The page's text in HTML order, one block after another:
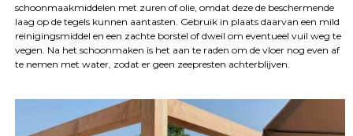
schoonmaakmiddelen met zuren of olie, omdat deze de beschermende
laag op de tegels kunnen aantasten. Gebruik in plaats daarvan een mild
reinigingsmiddel en een zachte borstel of dweil om eventueel vuil weg te
vegen. Na het schoonmaken is het aan te raden om de vloer nog even af
te nemen met water, zodat er geen zeepresten achterblijven.